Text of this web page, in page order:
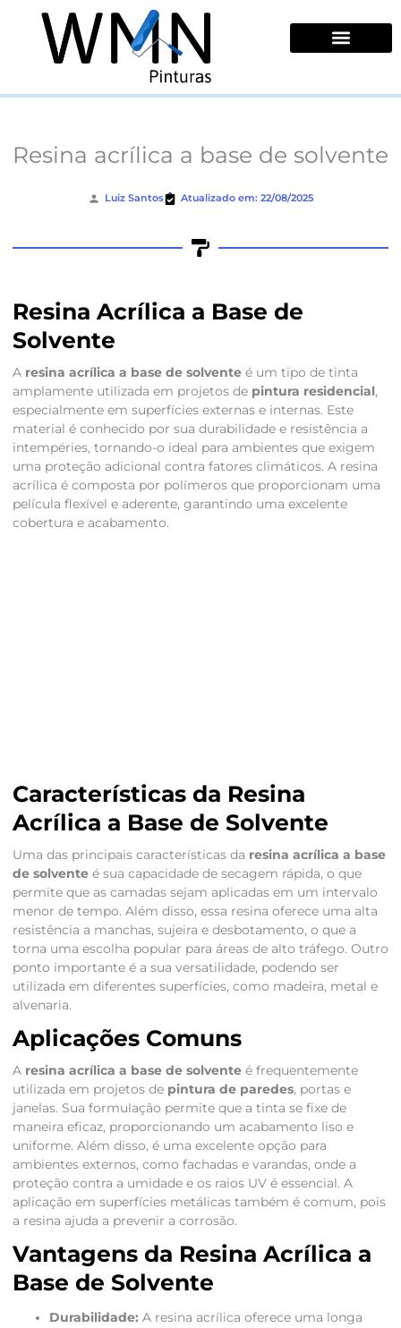
conteúdo
Resina acrílica a base de solvente
Luiz Santos Atualizado em: 22/08/2025
Resina Acrílica a Base de
Solvente
A resina acrílica a base de solventeé um tipo de tinta
amplamente utilizada em projetos de pintura residencial,
especialmente em superfícies externas e internas. Este
material é conhecido por sua durabilidade e resistência a
intempéries, tornando-o ideal para ambientes que exigem
uma proteção adicional contra fatores climáticos. A resina
acrílica é composta por polímeros que proporcionam uma
película flexível e aderente, garantindo uma excelente
cobertura e acabamento.
Características da Resina
Acrílica a Base de Solvente
Uma das principais características da resina acrílica a base
de solventeé sua capacidade de secagem rápida, o que
permite que as camadas sejam aplicadas em um intervalo
menor de tempo. Além disso, essa resina oferece uma alta
resistência a manchas, sujeira e desbotamento, o que a
torna uma escolha popular para áreas de alto tráfego. Outro
ponto importante é a sua versatilidade, podendo ser
utilizada em diferentes superfícies, como madeira, metal e
alvenaria.
Aplicações Comuns
A resina acrílica a base de solventeé frequentemente
utilizada em projetos de pintura de paredes, portas e
janelas. Sua formulação permite que a tinta se fixe de
maneira eficaz, proporcionando um acabamento liso e
uniforme. Além disso, é uma excelente opção para
ambientes externos, como fachadas e varandas, onde a
proteção contra a umidade e os raios UV é essencial. A
aplicação em superfícies metálicas também é comum, pois
a resina ajuda a prevenir a corrosão.
Vantagens da Resina Acrílica a
Base de Solvente
Durabilidade: A resina acrílica oferece uma longa